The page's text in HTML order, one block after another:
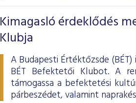
Kimagasló érdeklődés
Klubja
A Budapesti Értéktőzsde
BÉT Befektetői Klubot. A
támogassa a befektetési
párbeszédet, valamint